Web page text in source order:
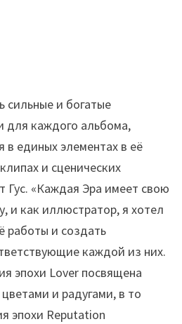
сильные и богатые
для каждого альбома,
в единых элементах в её
и сценических
Гус. «Каждая Эра имеет свою
и как иллюстратор, я хотел
работы и создать
каждой из них.
эпохи Lover посвящена
и радугами, в то
эпохи Reputation